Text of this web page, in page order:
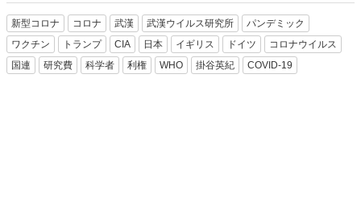
新型コロナ コロナ 武漢 武漢ウイルス研究所
パンデミック
ワクチン
トランプ CIA 日本 イギリス ドイツ
コロナウイルス
国連
研究費 科学者 利権 WHO 掛谷英紀 COVID-19